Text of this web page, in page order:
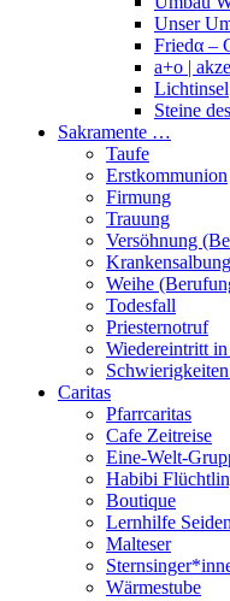
Unser
Friedα –
a+o |
Lichtinsel
Steine
Sakramente …
Taufe
Erstkommunion
Firmung
Trauung
Versöhnung
Krankensalbung
Weihe
Todesfall
Priesternotruf
Wiedereintritt
Caritas
Pfarrcaritas
Cafe Zeitreise
Eine-Welt-
Habibi
Boutique
Lernhilfe
Malteser
Wärmestube